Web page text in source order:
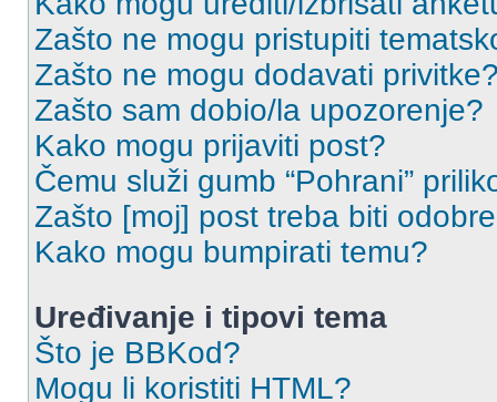
Zašto ne mogu pristupiti
Zašto ne mogu dodavati
Zašto sam dobio/la upozorenje?
Kako mogu prijaviti post?
Čemu služi gumb “Pohrani”
Zašto [moj] post treba biti
Kako mogu bumpirati temu?
Uređivanje i tipovi tema
Što je BBKod?
Mogu li koristiti HTML?